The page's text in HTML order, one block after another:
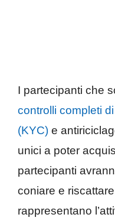
I partecipanti che
controlli completi
(KYC) e
unici a poter
partecipanti
coniare e
rappresentano